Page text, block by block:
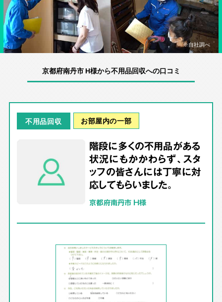
※自社調べ
京都府南丹市 H様から不用品回収への口コミ
不用品回収 お部屋内の一部
階段に多くの不用品がある
状況にもかかわらず、スタ
ッフの皆さんには丁寧に対
応してもらいました。
京都府南丹市 H様